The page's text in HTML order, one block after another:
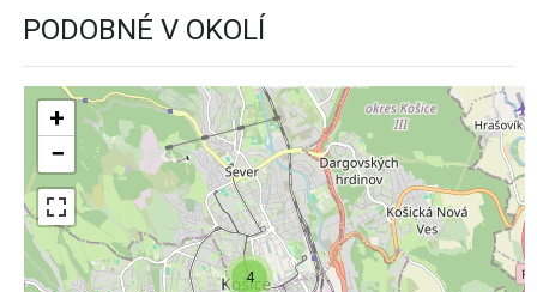
PODOBNÉ V OKOLÍ
4
+
−